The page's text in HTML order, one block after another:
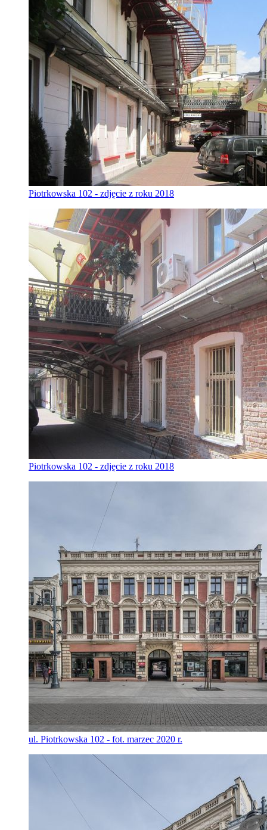
Piotrkowska 102 - zdjęcie z roku 2018
Piotrkowska 102 - zdjęcie z roku 2018
ul. Piotrkowska 102 - fot. marzec 2020 r.